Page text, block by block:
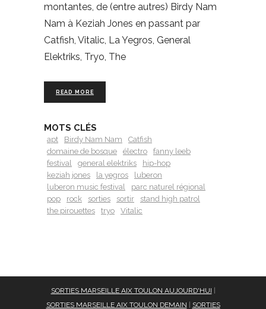
montantes, de (entre autres) Birdy Nam
Nam à Keziah Jones en passant par
Catfish, Vitalic, La Yegros, General
Elektriks, Tryo, The
READ MORE
MOTS CLÉS
apt Birdy Nam Nam
Catfish
domaine de bosque
électro
fanny leeb
festival
general elektriks
hip-hop
keziah jones
la yegros
luberon
luberon music festival
parc naturel régional
pop
rock sorties sortir
stand high patrol
the pirouettes
tryo Vitalic
SORTIES MARSEILLE AIX TOULON AUJOURD'HUI
SORTIES MARSEILLE AIX TOULON DEMAIN
SORTIES